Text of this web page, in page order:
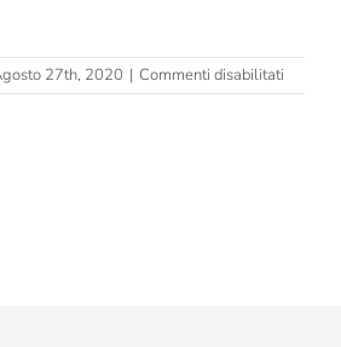
27th, 2020 | Commenti disabilitati